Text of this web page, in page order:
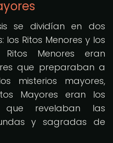
se dividían en dos
Ritos Menores y los
Ritos Menores eran
que preparaban a
misterios mayores,
Mayores eran los
que revelaban las
y sagradas de